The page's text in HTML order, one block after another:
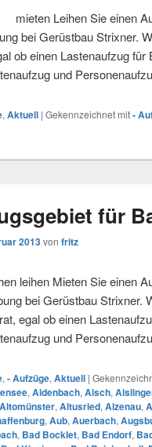
mieten Leihen Sie einen
bei Gerüstbau Strixner.
ob einen Lastenaufzug für
und
, Aktuell | Gekennzeichnet mit-
für
2013von fritz
leihen Mieten Sie einen
bei Gerüstbau Strixner.
egal ob einen
und
, - Aufzüge, Aktuell |
, Aidenbach, Aisch,
Altomünster, Altusried, Alzenau,
, Aub, Auerbach,
, Bad Bocklet, Bad Endorf,